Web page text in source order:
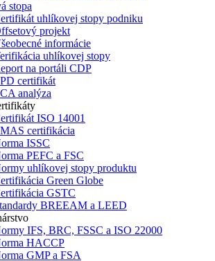
stopa
uhlíkovej stopy podniku
projekt
informácie
uhlíkovej stopy
na portáli CDP
certifikát
analýza
ISO 14001
certifikácia
ISSC
PEFC a FSC
uhlíkovej stopy produktu
Green Globe
GSTC
BREEAM a LEED
IFS, BRC, FSSC a ISO 22000
HACCP
GMP a FSA